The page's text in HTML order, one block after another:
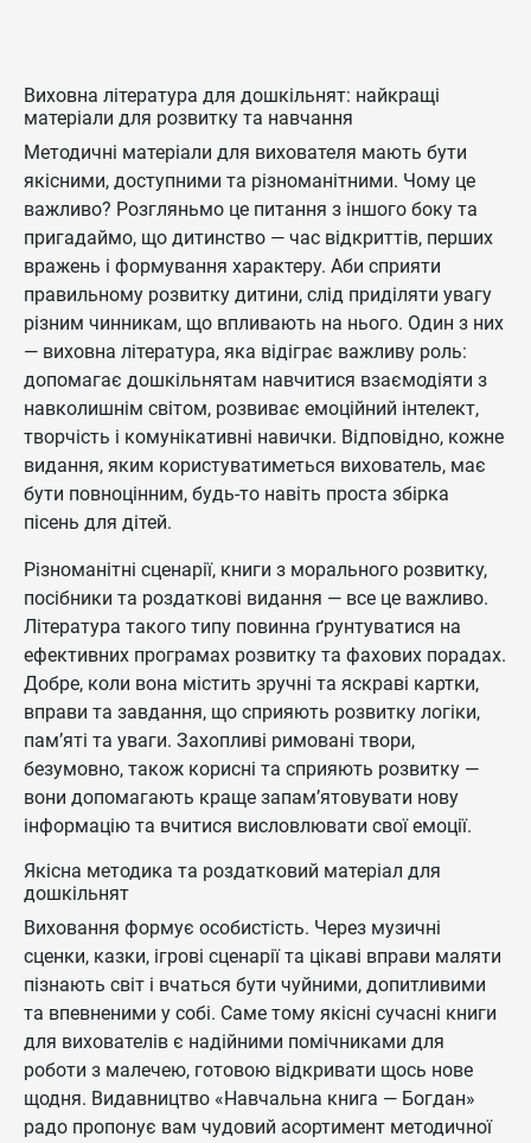
Виховна література для дошкільнят: найкращі
матеріали для розвитку та навчання
Методичні матеріали для вихователя мають бути
якісними, доступними та різноманітними. Чому це
важливо? Розгляньмо це питання з іншого боку та
пригадаймо, що дитинство — час відкриттів, перших
вражень і формування характеру. Аби сприяти
правильному розвитку дитини, слід приділяти увагу
різним чинникам, що впливають на нього. Один з них
— виховна література, яка відіграє важливу роль:
допомагає дошкільнятам навчитися взаємодіяти з
навколишнім світом, розвиває емоційний інтелект,
творчість і комунікативні навички. Відповідно, кожне
видання, яким користуватиметься вихователь, має
бути повноцінним, будь-то навіть проста збірка
пісень для дітей.
Різноманітні сценарії, книги з морального розвитку,
посібники та роздаткові видання — все це важливо.
Література такого типу повинна ґрунтуватися на
ефективних програмах розвитку та фахових порадах.
Добре, коли вона містить зручні та яскраві картки,
вправи та завдання, що сприяють розвитку логіки,
пам’яті та уваги. Захопливі римовані твори,
безумовно, також корисні та сприяють розвитку —
вони допомагають краще запам’ятовувати нову
інформацію та вчитися висловлювати свої емоції.
Якісна методика та роздатковий матеріал для
дошкільнят
Виховання формує особистість. Через музичні
сценки, казки, ігрові сценарії та цікаві вправи маляти
пізнають світ і вчаться бути чуйними, допитливими
та впевненими у собі. Саме тому якісні сучасні книги
для вихователів є надійними помічниками для
роботи з малечею, готовою відкривати щось нове
щодня. Видавництво «Навчальна книга — Богдан»
радо пропонує вам чудовий асортимент методичної